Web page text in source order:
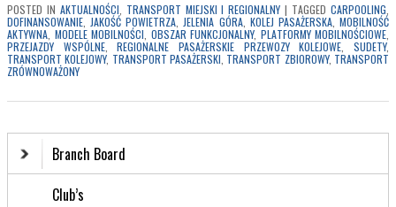
POSTED IN AKTUALNOŚCI TRANSPORT MIEJSKI I REGIONALNY | TAGGED CARPOOLING
DOFINANSOWANIE JAKOŚĆ POWIETRZA JELENIA GÓRA, KOLEJ PASAŻERSKA,MOBILNOŚĆ
AKTYWNA MODELE MOBILNOŚCI OBSZAR FUNKCJONALNY, PLATFORMY MOBILNOŚCIOWE
PRZEJAZDY WSPÓLNE,REGIONALNE PASAŻERSKIE PRZEWOZY KOLEJOWE ,SUDETY,
TRANSPORT KOLEJOWY, TRANSPORT PASAŻERSKI TRANSPORT ZBIOROWY, TRANSPORT
ZRÓWNOWAŻONY
Branch Board
Club’s